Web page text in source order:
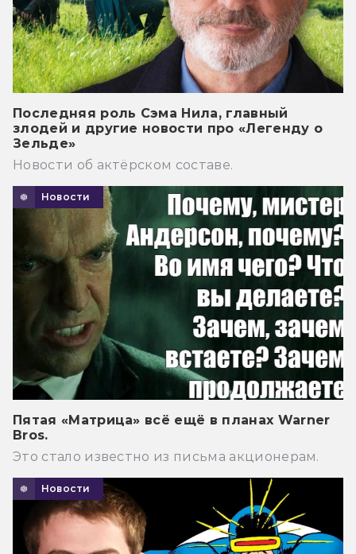
Последняя роль Сэма Нила, главный
злодей и другие новости про «Легенду о
Зельде»
Новости об актёрском составе.
Новости
Пятая «Матрица» всё ещё в планах Warner
Bros.
Это стало известно из письма акционерам.
Новости